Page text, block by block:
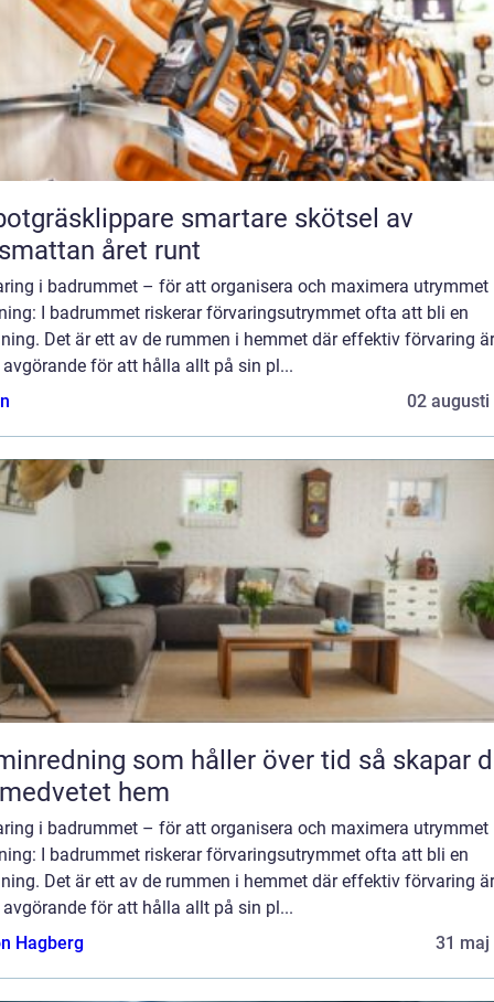
smartare skötsel av
året runt
i badrummet – för att organisera och maximera utrymmet
I badrummet riskerar förvaringsutrymmet ofta att bli en
Det är ett av de rummen i hemmet där effektiv förvaring är
för att hålla allt på sin pl...
02 augusti
som håller över tid så skapar du
hem
i badrummet – för att organisera och maximera utrymmet
I badrummet riskerar förvaringsutrymmet ofta att bli en
Det är ett av de rummen i hemmet där effektiv förvaring är
för att hålla allt på sin pl...
Hagberg
31 maj